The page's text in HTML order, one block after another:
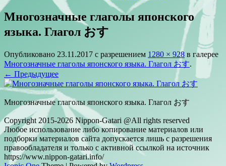
Многозначные глаголы японского
языка. Глагол おす
Опубликовано 23.11.2017 с разрешением 1280 × 928 в галерее
Многозначные глаголы японского языка. Глагол おす.
← Предыдущее
Многозначные глаголы японского языка. Глагол おす
Copyright 2015-2026 Nippon-Gatari @All rights reserved
Любое использование либо копирование материалов или
подборки материалов сайта допускается лишь с разрешения
правообладателя и только с активной ссылкой на источник
https://www.nippon-gatari.info/